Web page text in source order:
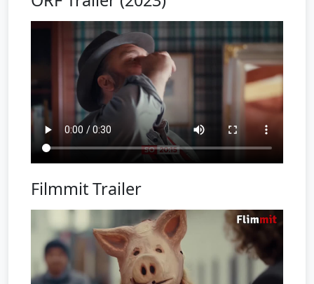
Filmmit Trailer